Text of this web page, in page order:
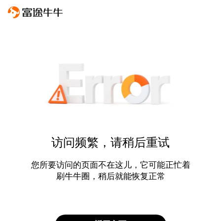
访问频繁，请稍后重试
您所要访问的页面不在这儿，它可能正忙着
刷牛牛圈，稍后就能恢复正常